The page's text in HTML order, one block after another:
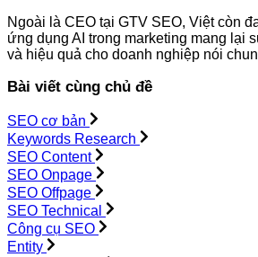
Ngoài là CEO tại GTV SEO, Việt còn
ứng dụng AI trong marketing mang lại
và hiệu quả cho doanh nghiệp nói
Bài viết cùng chủ đề
SEO cơ bản
Keywords Research
SEO Content
SEO Onpage
SEO Offpage
SEO Technical
Công cụ SEO
Entity